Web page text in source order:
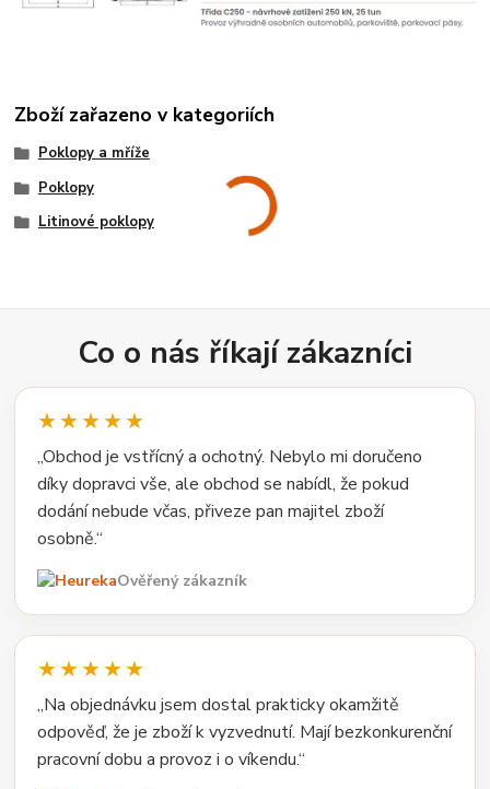
Zboží zařazeno v kategoriích
Poklopy a mříže
Poklopy
Litinové poklopy
Co o nás říkají zákazníci
★★★★★
„Obchod je vstřícný a ochotný. Nebylo mi doručeno
díky dopravci vše, ale obchod se nabídl, že pokud
dodání nebude včas, přiveze pan majitel zboží
osobně.“
Ověřený zákazník
★★★★★
„Na objednávku jsem dostal prakticky okamžitě
odpověď, že je zboží k vyzvednutí. Mají bezkonkurenční
pracovní dobu a provoz i o víkendu.“